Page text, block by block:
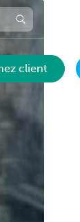
client